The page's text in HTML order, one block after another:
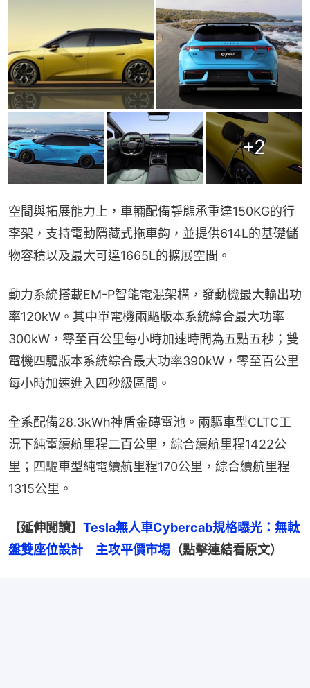
+2
空間與拓展能力上，車輛配備靜態承重達150KG的行
李架，支持電動隱藏式拖車鈎，並提供614L的基礎儲
物容積以及最大可達1665L的擴展空間。
動力系統搭載EM-P智能電混架構，發動機最大輸出功
率120kW。其中單電機兩驅版本系統綜合最大功率
300kW，零至百公里每小時加速時間為五點五秒；雙
電機四驅版本系統綜合最大功率390kW，零至百公里
每小時加速進入四秒級區間。
全系配備28.3kWh神盾金磚電池。兩驅車型CLTC工
況下純電續航里程二百公里，綜合續航里程1422公
里；四驅車型純電續航里程170公里，綜合續航里程
1315公里。
【延伸閲讀】 Tesla無人車Cybercab規格曝光：無軚
盤雙座位設計　主攻平價市場 （點擊連結看原文）